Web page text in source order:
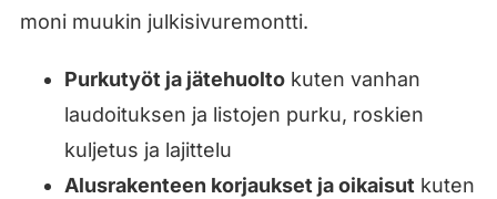
moni muukin julkisivuremontti.
Purkutyöt ja jätehuoltokuten vanhan
laudoituksen ja listojen purku, roskien
kuljetus ja lajittelu
Alusrakenteen korjaukset ja oikaisut kuten